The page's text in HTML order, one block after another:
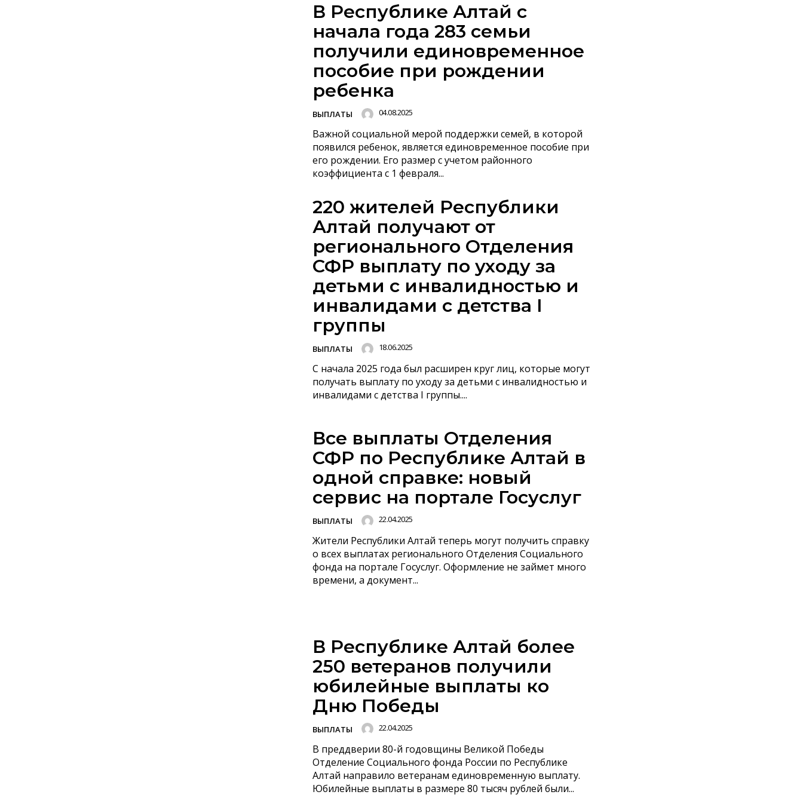
В Республике Алтай с
начала года 283 семьи
получили единовременное
пособие при рождении
ребенка
ВЫПЛАТЫ 04.08.2025
Важной социальной мерой поддержки семей, в которой
появился ребенок, является единовременное пособие при
его рождении. Его размер с учетом районного
коэффициента с 1 февраля...
220 жителей Республики
Алтай получают от
регионального Отделения
СФР выплату по уходу за
детьми с инвалидностью и
инвалидами с детства I
группы
ВЫПЛАТЫ 18.06.2025
С начала 2025 года был расширен круг лиц, которые могут
получать выплату по уходу за детьми с инвалидностью и
инвалидами с детства I группы....
Все выплаты Отделения
СФР по Республике Алтай в
одной справке: новый
сервис на портале Госуслуг
ВЫПЛАТЫ 22.04.2025
Жители Республики Алтай теперь могут получить справку
о всех выплатах регионального Отделения Социального
фонда на портале Госуслуг. Оформление не займет много
времени, а документ...
В Республике Алтай более
250 ветеранов получили
юбилейные выплаты ко
Дню Победы
ВЫПЛАТЫ 22.04.2025
В преддверии 80-й годовщины Великой Победы
Отделение Социального фонда России по Республике
Алтай направило ветеранам единовременную выплату.
Юбилейные выплаты в размере 80 тысяч рублей были...